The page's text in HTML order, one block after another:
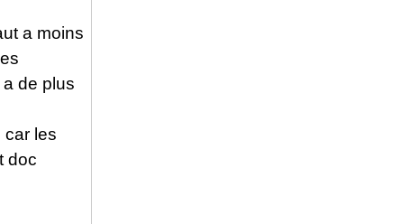
a moins
de plus
car les
doc